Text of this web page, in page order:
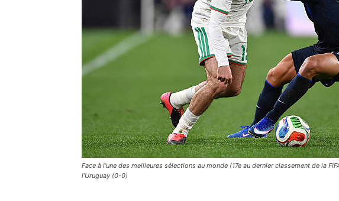
Face à l’une des meilleures sélections au monde (17e au dernier classement de la
l’Uruguay (0-0)